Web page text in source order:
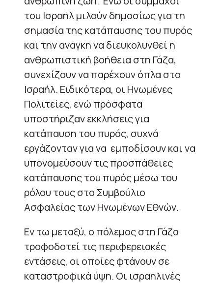
του Ισραήλ μιλούν δημοσίως για τη
σημασία της κατάπαυσης του πυρός
και την ανάγκη να διευκολυνθεί η
ανθρωπιστική βοήθεια στη Γάζα,
συνεχίζουν να παρέχουν όπλα στο
Ισραήλ. Ειδικότερα, οι Ηνωμένες
Πολιτείες, ενώ πρόσφατα
υποστήριζαν εκκλήσεις για
κατάπαυση του πυρός, συχνά
εργάζονταν για να εμποδίσουν και να
υπονομεύσουν τις προσπάθειες
κατάπαυσης του πυρός μέσω του
ρόλου τους στο Συμβούλιο
Ασφαλείας των Ηνωμένων Εθνών.
Εν τω μεταξύ, ο πόλεμος στη Γάζα
τροφοδοτεί τις περιφερειακές
εντάσεις, οι οποίες φτάνουν σε
καταστροφικά ύψη. Οι ισραηλινές